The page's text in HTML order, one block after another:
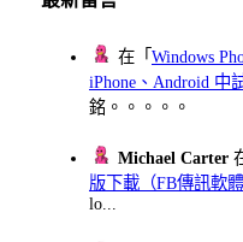
在「Windows
iPhone、Android 中
銘。。。。。
Michael Carter
版下載（FB傳訊軟體
lo...